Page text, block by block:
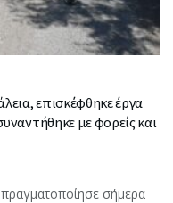
επισκέφθηκε έργα
με φορείς και
πραγματοποίησε σήμερα